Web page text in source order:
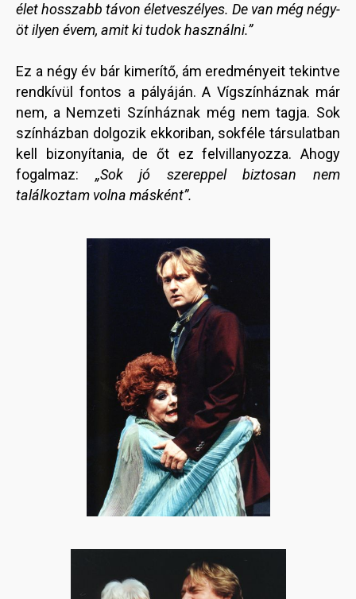
élet hosszabb távon életveszélyes. De van még négy-
öt ilyen évem, amit ki tudok használni.”
Ez a négy év bár kimerítő, ám eredményeit tekintve
rendkívül fontos a pályáján. A Vígszínháznak már
nem, a Nemzeti Színháznak még nem tagja. Sok
színházban dolgozik ekkoriban, sokféle társulatban
kell bizonyítania, de őt ez felvillanyozza. Ahogy
fogalmaz: „Sok jó szereppel biztosan nem
találkoztam volna másként”.